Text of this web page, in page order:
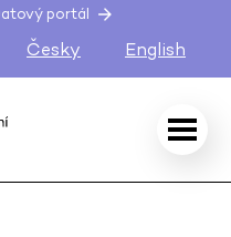
portál
Česky English